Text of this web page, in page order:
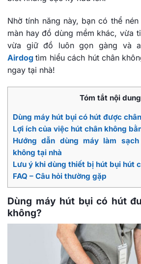
Nhờ tính năng này, bạn có thể
màn hay đồ dùng mềm khác, vừa
vừa giữ đồ luôn gọn gàng và
Airdog tìm hiểu cách hút chân
ngay tại nhà!
Tóm tắt nội dung
Dùng máy hút bụi có hút được
Lợi ích của việc hút chân không
Hướng dẫn dùng máy làm
không tại nhà
Lưu ý khi dùng thiết bị hút bụi hút
FAQ – Câu hỏi thường gặp
Dùng máy hút bụi có hút
không?